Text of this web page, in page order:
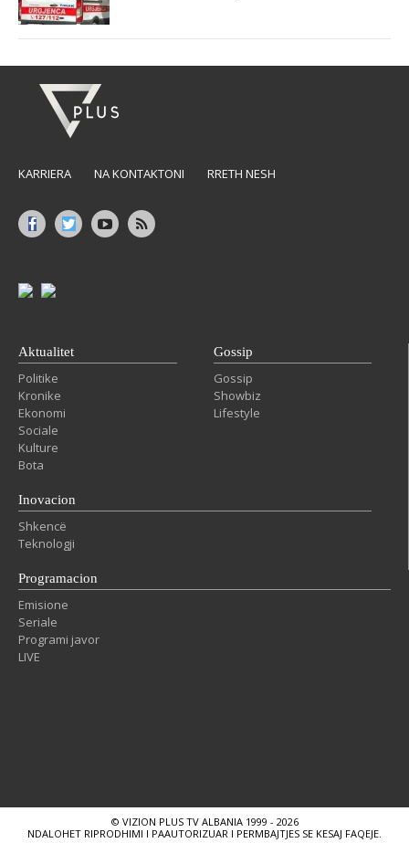
KARRIERA NA KONTAKTONI RRETH NESH
Aktualitet
Politike
Kronike
Ekonomi
Sociale
Kulture
Bota
Gossip
Gossip
Showbiz
Lifestyle
Inovacion
Shkencë
Teknologji
Programacion
Emisione
Seriale
Programi javor
LIVE
© VIZION PLUS TV ALBANIA 1999 - 2026
NDALOHET RIPRODHIMI I PAAUTORIZUAR I PERMBAJTJES SE KESAJ FAQEJE.